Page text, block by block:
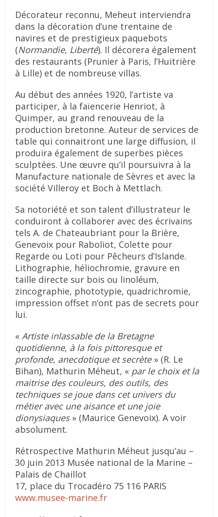
Décorateur reconnu, Meheut interviendra
dans la décoration d’une trentaine de
navires et de prestigieux paquebots
(Normandie, Liberté). Il décorera également
des restaurants (Prunier à Paris, l’Huitrière
à Lille) et de nombreuse villas.
Au début des années 1920, l’artiste va
participer, à la faïencerie Henriot, à
Quimper, au grand renouveau de la
production bretonne. Auteur de services de
table qui connaitront une large diffusion, il
produira également de superbes pièces
sculptées. Une œuvre qu’il poursuivra à la
Manufacture nationale de Sèvres et avec la
société Villeroy et Boch à Mettlach.
Sa notoriété et son talent d’illustrateur le
conduiront à collaborer avec des écrivains
tels A. de Chateaubriant pour la Brière,
Genevoix pour Raboliot, Colette pour
Regarde ou Loti pour Pêcheurs d’Islande.
Lithographie, héliochromie, gravure en
taille directe sur bois ou linoléum,
zincographie, phototypie, quadrichromie,
impression offset n’ont pas de secrets pour
lui.
«Artiste inlassable de la Bretagne
quotidienne, à la fois pittoresque et
profonde, anecdotique et secrète » (R. Le
Bihan), Mathurin Méheut, « par le choix et la
maitrise des couleurs, des outils, des
techniques se joue dans cet univers du
métier avec une aisance et une joie
dionysiaques » (Maurice Genevoix). A voir
absolument.
Rétrospective Mathurin Méheut jusqu’au –
30 juin 2013 Musée national de la Marine –
Palais de Chaillot
17, place du Trocadéro 75 116 PARIS
www.musee-marine.fr